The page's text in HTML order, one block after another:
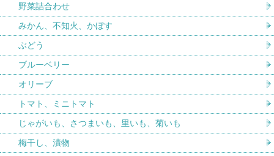
野菜詰合わせ
みかん、不知火、かぼす
ぶどう
ブルーベリー
オリーブ
トマト、ミニトマト
じゃがいも、さつまいも、里いも、菊いも
梅干し、漬物